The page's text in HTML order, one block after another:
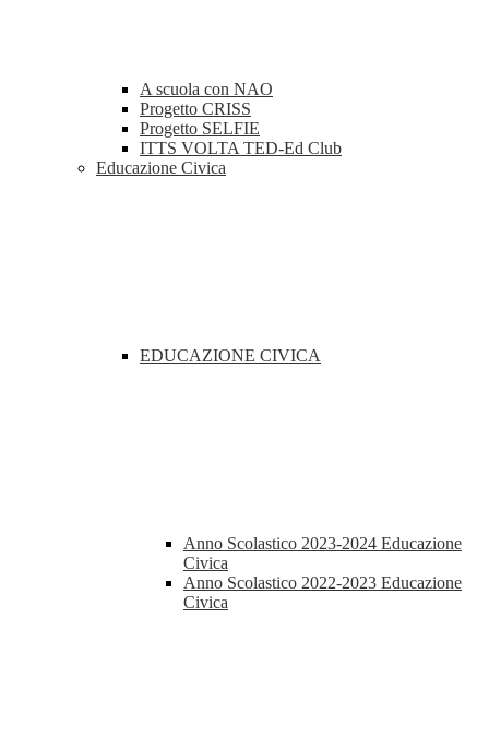
A scuola con NAO
Progetto CRISS
Progetto SELFIE
ITTS VOLTA TED-Ed Club
Educazione Civica
EDUCAZIONE CIVICA
Anno Scolastico 2023-2024 Educazione
Civica
Anno Scolastico 2022-2023 Educazione
Civica